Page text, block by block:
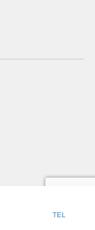
TEL